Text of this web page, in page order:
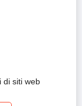
di siti web